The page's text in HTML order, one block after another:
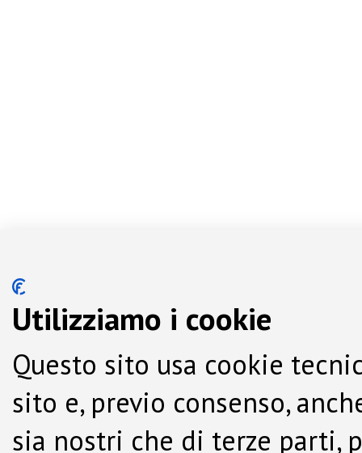
Utilizziamo i cookie
Questo sito usa cookie
sito e, previo consenso,
sia nostri che di terze parti,